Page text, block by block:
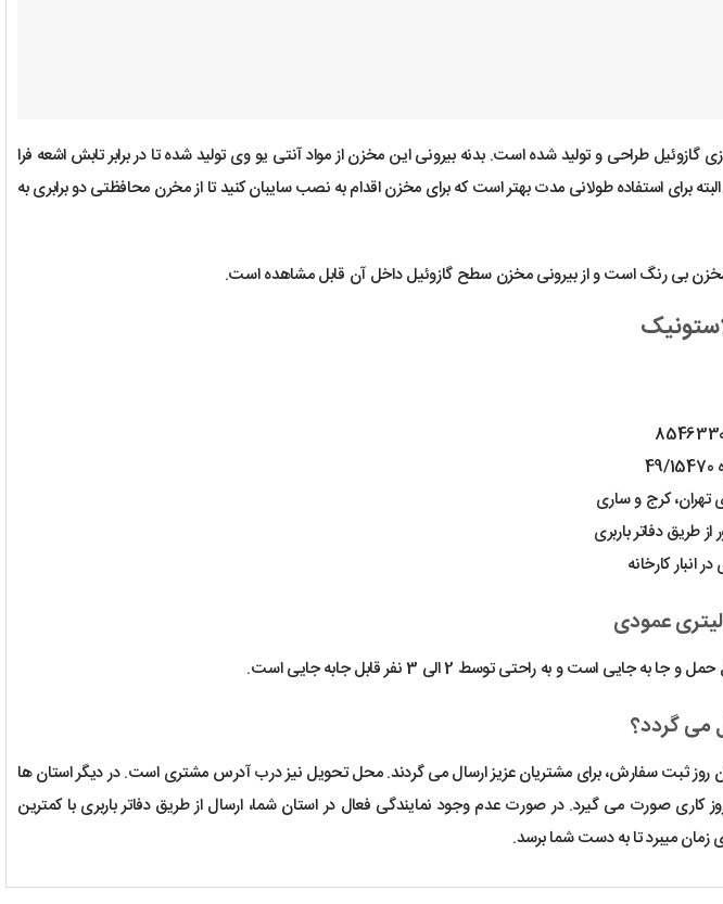
ذخیره سازی گازوئیل طراحی و تولید شده است. بدنه بیرونی این مخزن از مواد آنتی یو وی تولید شده تا در برابر تابش اشعه فرا
برای استفاده طولانی مدت بهتر است که برای مخزن اقدام به نصب سایبان کنید تا از مخرن محافظتی دو برابری به
مخزن بی رنگ است و از بیرونی مخزن سطح گازوئیل داخل آن قابل مشاهده است.
کرج و ساری
طریق دفاتر باربری
انبار کارخانه
روز ثبت سفارش، برای مشتریان عزیز ارسال می گردند. محل تحویل نیز درب آدرس مشتری است. در دیگر استان ها
کاری صورت می گیرد. در صورت عدم وجود نمایندگی فعال در استان شما، ارسال از طریق دفاتر باربری با کمترین